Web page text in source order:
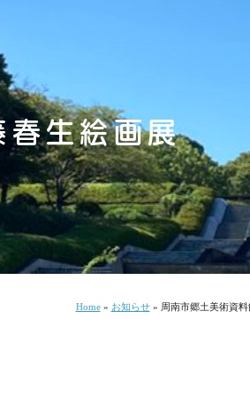
春生絵画展
Home» お知らせ» 周南市郷土美術資